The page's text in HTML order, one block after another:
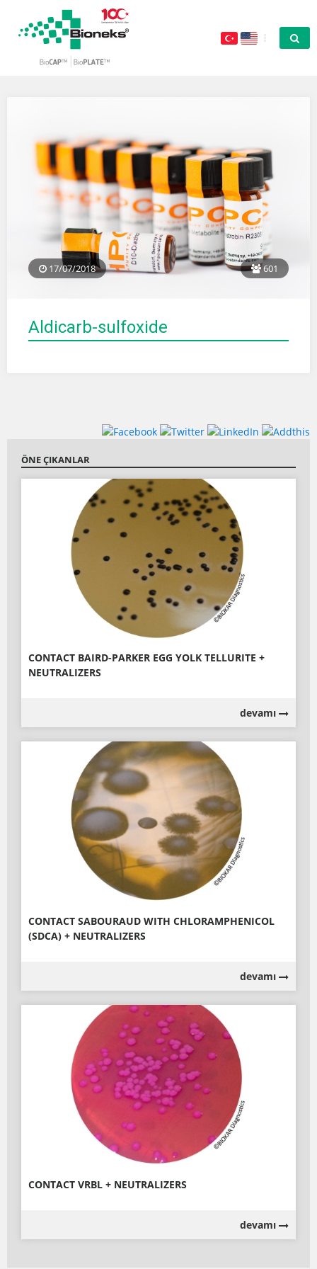
17/07/2018 601
Aldicarb-sulfoxide
ÖNE ÇIKANLAR
CONTACT BAIRD-PARKER EGG YOLK TELLURITE +
NEUTRALIZERS
devamı
CONTACT SABOURAUD WITH CHLORAMPHENICOL
(SDCA) + NEUTRALIZERS
devamı
CONTACT VRBL + NEUTRALIZERS
devamı